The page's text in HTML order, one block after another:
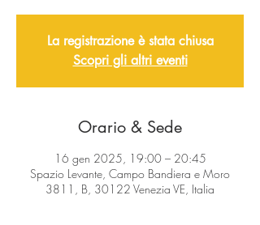
La registrazione è stata chiusa
Scopri gli altri eventi
Orario & Sede
16 gen 2025, 19:00 – 20:45
Spazio Levante, Campo Bandiera e Moro
3811, B, 30122 Venezia VE, Italia